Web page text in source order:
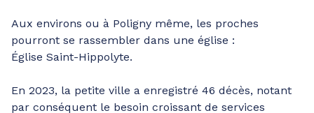
Aux environs ou à Poligny même, les proches
pourront se rassembler dans une église :
Église Saint-Hippolyte.
En 2023, la petite ville a enregistré 46 décès, notant
par conséquent le besoin croissant de services